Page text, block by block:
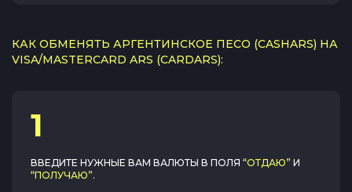
КАК ОБМЕНЯТЬ АРГЕНТИНСКОЕ ПЕСО (CASHARS) НА
VISA/MASTERCARD ARS (CARDARS):
1
ВВЕДИТЕ НУЖНЫЕ ВАМ ВАЛЮТЫ В ПОЛЯ “ОТДАЮ” И
“ПОЛУЧАЮ”.